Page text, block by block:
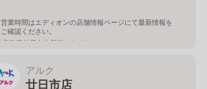
営業時間はエディオンの店舗情報ページにて最新情報を
ご確認ください。
広島県廿日市市新宮1-9-34
アルク
廿日市店